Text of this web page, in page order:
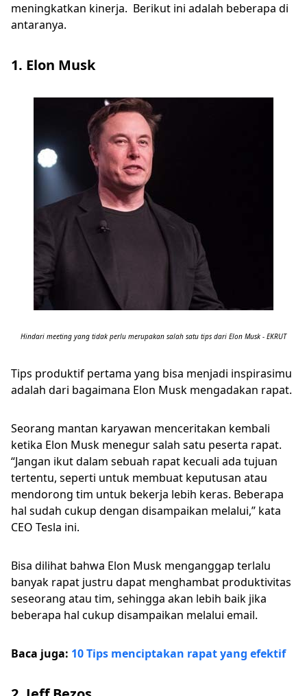
meningkatkan kinerja. Berikut ini adalah beberapa di
antaranya.
1. Elon Musk
Hindari meeting yang tidak perlu merupakan salah satu tips dari Elon Musk - EKRUT
Tips produktif pertama yang bisa menjadi inspirasimu
adalah dari bagaimana Elon Musk mengadakan rapat.
Seorang mantan karyawan menceritakan kembali
ketika Elon Musk menegur salah satu peserta rapat.
“Jangan ikut dalam sebuah rapat kecuali ada tujuan
tertentu, seperti untuk membuat keputusan atau
mendorong tim untuk bekerja lebih keras. Beberapa
hal sudah cukup dengan disampaikan melalui,” kata
CEO Tesla ini.
Bisa dilihat bahwa Elon Musk menganggap terlalu
banyak rapat justru dapat menghambat produktivitas
seseorang atau tim, sehingga akan lebih baik jika
beberapa hal cukup disampaikan melalui email.
Baca juga: 10 Tips menciptakan rapat yang efektif